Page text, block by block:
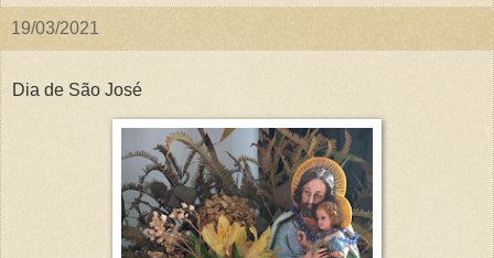
19/03/2021
Dia de São José